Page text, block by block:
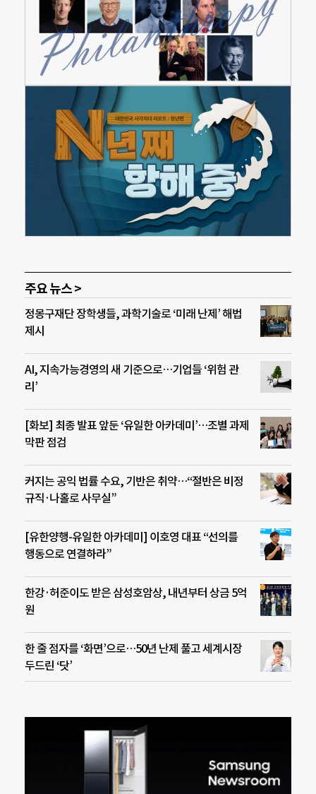
주요 뉴스 >
정몽구재단 장학생들, 과학기술로 ‘미래 난제’ 해법
제시
AI, 지속가능경영의 새 기준으로…기업들 ‘위험 관
리’
[화보] 최종 발표 앞둔 ‘유일한 아카데미’…조별 과제
막판 점검
커지는 공익 법률 수요, 기반은 취약…“절반은 비정
규직·나홀로 사무실”
[유한양행-유일한 아카데미] 이호영 대표 “선의를
행동으로 연결하라”
한강·허준이도 받은 삼성호암상, 내년부터 상금 5억
원
한 줄 점자를 ‘화면’으로…50년 난제 풀고 세계시장
두드린 ‘닷’